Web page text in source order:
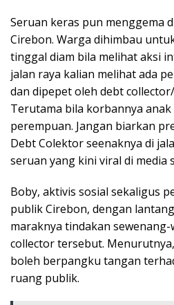
Seruan keras pun menggema
Cirebon. Warga dihimbau
tinggal diam bila melihat aksi
jalan raya kalian melihat ada
dan dipepet oleh debt
Terutama bila korbannya
perempuan. Jangan biarkan
Debt Colektor seenaknya di
seruan yang kini viral di media
Boby, aktivis sosial sekaligus
publik Cirebon, dengan
maraknya tindakan
collector tersebut.
boleh berpangku tangan
ruang publik.